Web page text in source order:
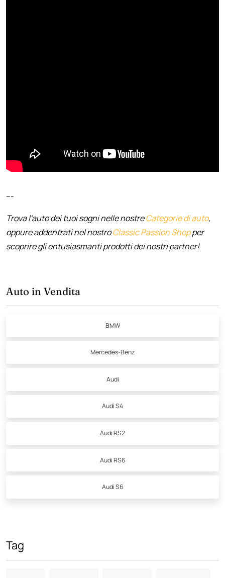
---
Trova l'auto dei tuoi sogni nelle nostreCategorie di auto,
oppure addentrati nel nostroClassic Passion Shopper
scoprire gli entusiasmanti prodotti dei nostri partner!
Auto in Vendita
BMW
Mercedes-Benz
Audi
Audi S4
Audi RS2
Audi RS6
Audi S6
Tag